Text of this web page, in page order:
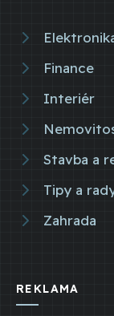
Finance
Interiér
Stavba a
Tipy a
Zahrada
REKLAMA